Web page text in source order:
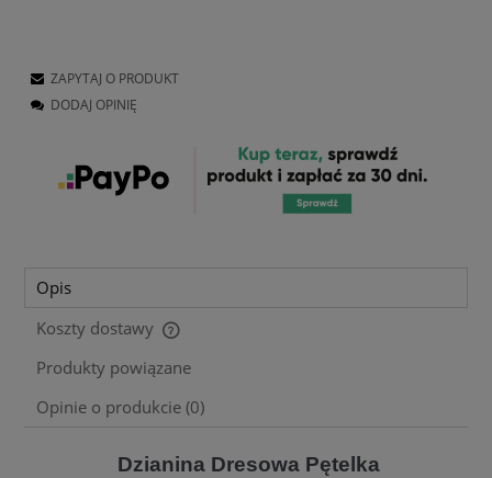
ZAPYTAJ O PRODUKT
DODAJ OPINIĘ
Opis
Koszty dostawy
Cena nie zawiera ewentualnych kosztów płatności
Produkty powiązane
Opinie o produkcie (0)
Dzianina Dresowa Pętelka